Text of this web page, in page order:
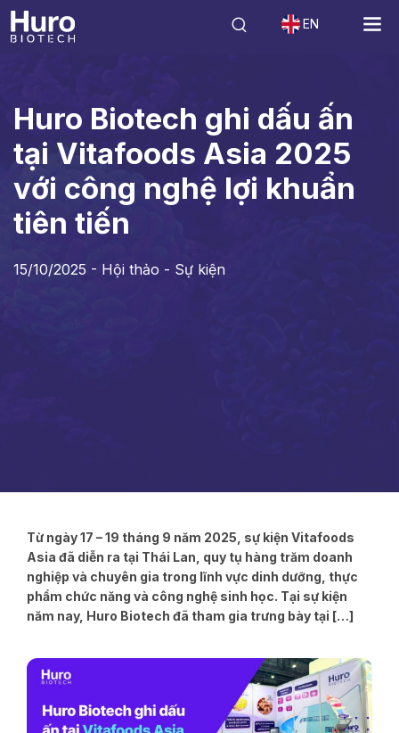
EN
Tin tức
Huro Biotech ghi dấu ấn
tại Vitafoods Asia 2025
với công nghệ lợi khuẩn
tiên tiến
15/10/2025 - Hội thảo - Sự kiện
Từ ngày 17 – 19 tháng 9 năm 2025, sự kiện Vitafoods
Asia đã diễn ra tại Thái Lan, quy tụ hàng trăm doanh
nghiệp và chuyên gia trong lĩnh vực dinh dưỡng, thực
phẩm chức năng và công nghệ sinh học. Tại sự kiện
năm nay, Huro Biotech đã tham gia trưng bày tại […]